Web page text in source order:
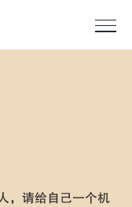
，请给自己一个机